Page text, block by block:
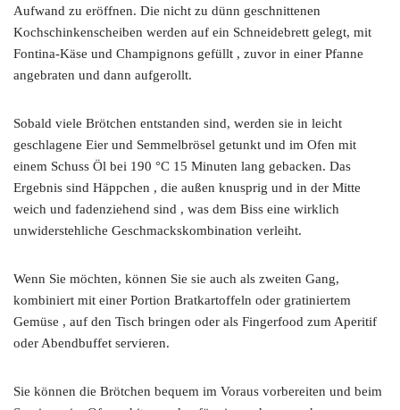
Aufwand zu eröffnen. Die nicht zu dünn geschnittenen
Kochschinkenscheiben werden auf ein Schneidebrett gelegt, mit
Fontina-Käse und Champignons gefüllt , zuvor in einer Pfanne
angebraten und dann aufgerollt.
Sobald viele Brötchen entstanden sind, werden sie in leicht
geschlagene Eier und Semmelbrösel getunkt und im Ofen mit
einem Schuss Öl bei 190 °C 15 Minuten lang gebacken. Das
Ergebnis sind Häppchen , die außen knusprig und in der Mitte
weich und fadenziehend sind , was dem Biss eine wirklich
unwiderstehliche Geschmackskombination verleiht.
Wenn Sie möchten, können Sie sie auch als zweiten Gang,
kombiniert mit einer Portion Bratkartoffeln oder gratiniertem
Gemüse , auf den Tisch bringen oder als Fingerfood zum Aperitif
oder Abendbuffet servieren.
Sie können die Brötchen bequem im Voraus vorbereiten und beim